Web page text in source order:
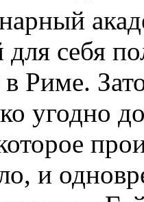
себя
в Риме.
угодно
и